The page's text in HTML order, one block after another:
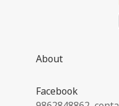
About
Facebook